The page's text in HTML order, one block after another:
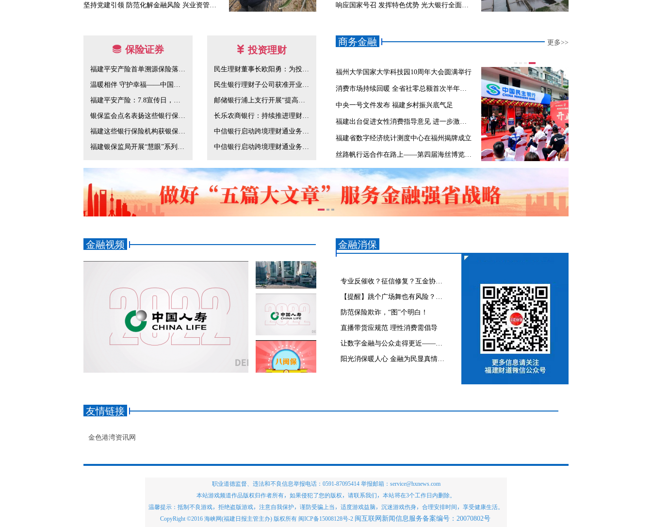
坚持党建引领 防范化解金融风险 兴业资管积极服务地方经济高质量发展 响应国家号召 发挥特色优势 光大银行全面助力养老金融发展
保险证券 投资理财
民生理财董事长欧阳勇：为投资者创造长期稳健收益
民生银行理财子公司获准开业致力于为百姓创造长期稳健的理财回报
邮储银行浦上支行开展“提高理财意识，防范资金风险”活动
长乐农商银行：持续推进理财业务发展，打通农村财富管理最后一公里
中信银行启动跨境理财通业务升级服务大湾区居民跨境理财
中信银行启动跨境理财通业务升级服务大湾区居民跨境理财
商务金融 更多>>
福州大学国家大学科技园10周年大会圆满举行
消费市场持续回暖 全省社零总额首次半年破万亿
中央一号文件发布 福建乡村振兴底气足
福建出台促进女性消费指导意见 进一步激活“她”经济
福建省数字经济统计测度中心在福州揭牌成立
丝路帆行远合作在路上——第四届海丝博览会暨第二十三届海交会观察
金融视频 金融消保
专业反催收？征信修复？互金协会：理性购买金融产品 远离代理维权陷阱
【提醒】跳个广场舞也有风险？众多老人被一款App拉进陷阱
防范保险欺诈，“图”个明白！
直播带货应规范 理性消费需倡导
让数字金融与公众走得更近——建设银行福建省分行推进科技消保助力共同富裕
阳光消保暖人心 金融为民显真情——光大银行福州分行用心做好消费者权益保护工作
友情链接
金色港湾资讯网
职业道德监督、违法和不良信息举报电话：0591-87095414 举报邮箱：service@hxnews.com
本站游戏频道作品版权归作者所有，如果侵犯了您的版权，请联系我们，本站将在3个工作日内删除。
温馨提示：抵制不良游戏，拒绝盗版游戏，注意自我保护，谨防受骗上当，适度游戏益脑，沉迷游戏伤身，合理安排时间，享受健康生活。
CopyRight ©2016 海峡网(福建日报主管主办) 版权所有 闽ICP备15008128号-2 闽互联网新闻信息服务备案编号：20070802号